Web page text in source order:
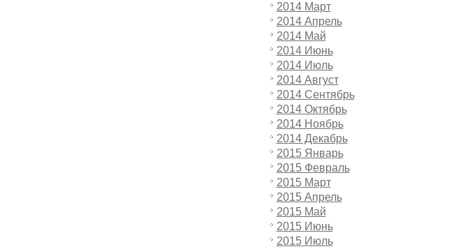
2014 Март
2014 Апрель
2014 Май
2014 Июнь
2014 Июль
2014 Август
2014 Сентябрь
2014 Октябрь
2014 Ноябрь
2014 Декабрь
2015 Январь
2015 Февраль
2015 Март
2015 Апрель
2015 Май
2015 Июнь
2015 Июль